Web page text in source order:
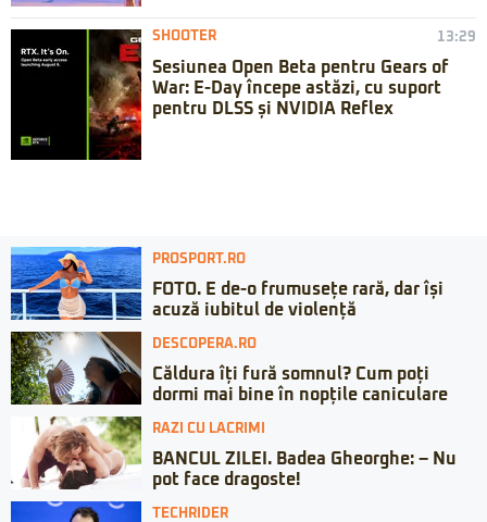
SHOOTER 13:29
Sesiunea Open Beta pentru Gears of
War: E-Day începe astăzi, cu suport
pentru DLSS și NVIDIA Reflex
PROSPORT.RO
FOTO. E de-o frumusețe rară, dar își
acuză iubitul de violență
DESCOPERA.RO
Căldura îți fură somnul? Cum poți
dormi mai bine în nopțile caniculare
RAZI CU LACRIMI
BANCUL ZILEI. Badea Gheorghe: – Nu
pot face dragoste!
TECHRIDER